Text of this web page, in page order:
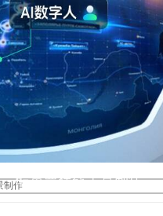
酷雷曼在线全景制作